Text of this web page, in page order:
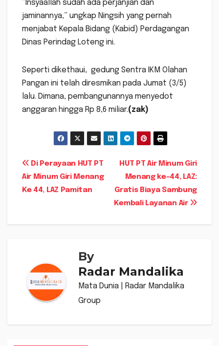
“Insyaallah sudah ada perjanjian dan
jaminannya,” ungkap Ningsih yang pernah
menjabat Kepala Bidang (Kabid) Perdagangan
Dinas Perindag Loteng ini.
Seperti dikethaui, gedung Sentra IKM Olahan
Pangan ini telah diresmikan pada Jumat (3/5)
lalu. Dimana, pembangunannya menyedot
anggaran hingga Rp 8,6 miliar.(zak)
Navigasi
pos
HUT PT Air Minum Giri
Menang ke-44, LAZ:
Gratis Biaya Sambung
Kembali Layanan Air
Di Perayaan HUT PT
Air Minum Giri Menang
Ke 44, LAZ Pamitan
By
Radar Mandalika
Mata Dunia | Radar Mandalika
Group